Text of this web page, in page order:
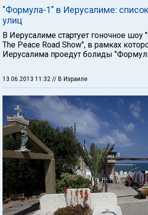
"Формула-1" в Иерусалиме:
улиц
В Иерусалиме стартует гоночное шоу
The Peace Road Show", в рамках
Иерусалима проедут болиды
13.06.2013 11:32 // В Израиле